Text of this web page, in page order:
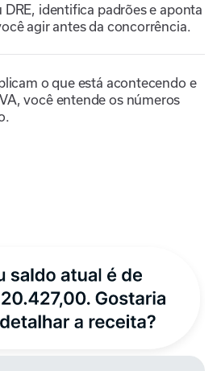
DRE, identifica padrões e aponta
agir antes da concorrência.
o que está acontecendo e
você entende os números